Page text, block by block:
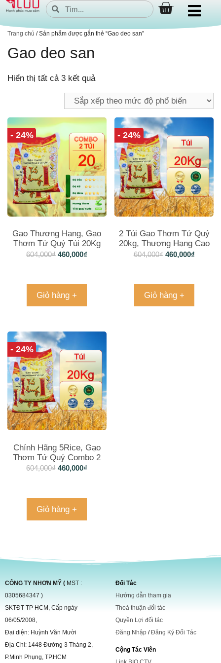
Trang chủ / Sản phẩm được gắn thẻ “Gao deo san”
Gao deo san
Hiển thị tất cả 3 kết quả
- 24%
Gạo Thượng Hạng, Gạo
Thơm Tứ Quý Túi 20Kg
604,000₫ 460,000₫
Giỏ hàng +
- 24%
2 Túi Gạo Thơm Tứ Quý
20kg, Thượng Hạng Cao
Cấp
604,000₫ 460,000₫
Giỏ hàng +
- 24%
Chính Hãng 5Rice, Gạo
Thơm Tứ Quý Combo 2
Túi 20Kg
604,000₫ 460,000₫
Giỏ hàng +
CÔNG TY NHƠN MỸ ( MST :
0305684347 )
SKTĐT TP HCM, Cấp ngày
06/05/2008,
Đại diện: Huỳnh Văn Mười
Địa Chỉ: 1448 Đường 3 Tháng 2,
P.Minh Phụng, TP.HCM
Đối Tác
Hướng dẫn tham gia
Thoả thuận đối tác
Quyền Lợi đối tác
Đăng Nhập /Đăng Ký Đối Tác
Cộng Tác Viên